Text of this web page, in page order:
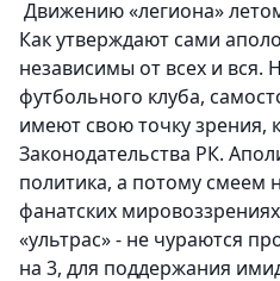
Движению «легиона»
Как утверждают сами
независимы от всех и вся.
футбольного клуба,
имеют свою точку зрения,
Законодательства РК.
политика, а потому смеем
фанатских
«ультрас»- не чураются
на 3, для поддержания